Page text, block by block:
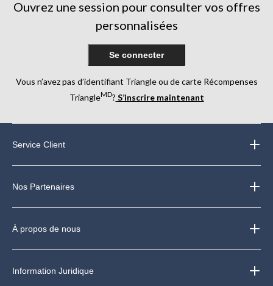
Ouvrez une session pour consulter vos offres
personnalisées
Se connecter
Vous n’avez pas d’identifiant Triangle ou de carte Récompenses
TriangleMD? S’inscrire maintenant
Service Client
Nos Partenaires
À propos de nous
Information Juridique